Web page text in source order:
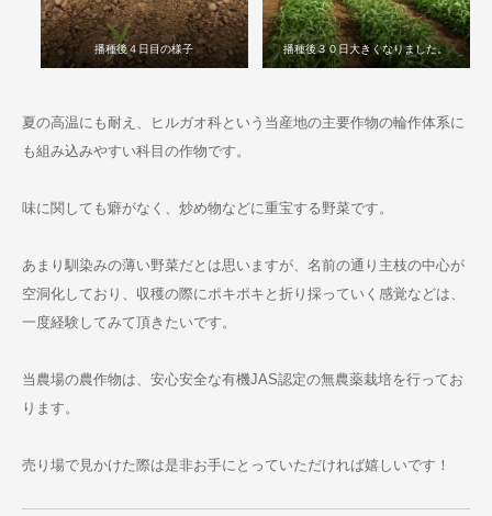
播種後４日目の様子 播種後３０日大きくなりました。
夏の高温にも耐え、ヒルガオ科という当産地の主要作物の輪作体系に
も組み込みやすい科目の作物です。
味に関しても癖がなく、炒め物などに重宝する野菜です。
あまり馴染みの薄い野菜だとは思いますが、名前の通り主枝の中心が
空洞化しており、収穫の際にポキポキと折り採っていく感覚などは、
一度経験してみて頂きたいです。
当農場の農作物は、安心安全な有機JAS認定の無農薬栽培を行ってお
ります。
売り場で見かけた際は是非お手にとっていただければ嬉しいです！